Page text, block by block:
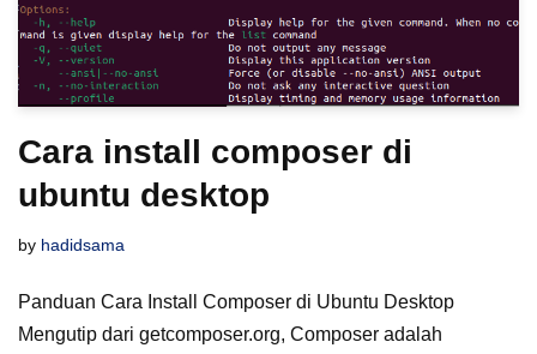
Cara install composer di
ubuntu desktop
by hadidsama
Panduan Cara Install Composer di Ubuntu Desktop
Mengutip dari getcomposer.org, Composer adalah